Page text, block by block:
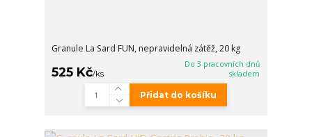
Granule La Sard FUN, nepravidelná zátěž, 20 kg
525 Kč/ks
Do 3 pracovních dnů
skladem
Přidat do košíku